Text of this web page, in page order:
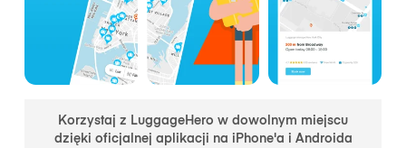
Korzystaj z LuggageHero w dowolnym miejscu
dzięki oficjalnej aplikacji na iPhone'a i Androida